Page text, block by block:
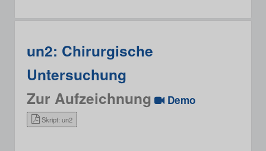
un2: Chirurgische
Untersuchung
Zur Aufzeichnung
Demo
Skript: un2